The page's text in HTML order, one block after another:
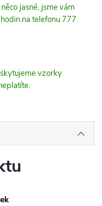
jasné, jsme vám
telefonu 777
vzorky